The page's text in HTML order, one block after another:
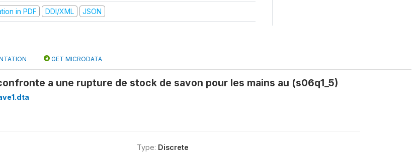
in PDF DDI/XML JSON
GET MICRODATA
a une rupture de stock de savon pour les mains au (s06q1_5)
Type: Discrete